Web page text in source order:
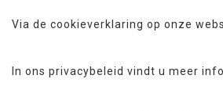
Via de cookieverklaring op onze
In ons privacybeleid vindt u meer